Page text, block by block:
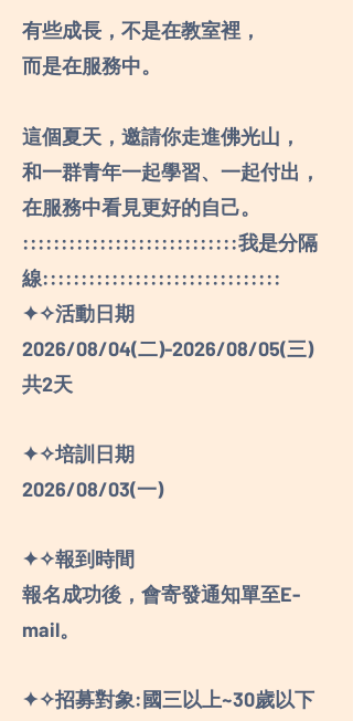
有些成長，不是在教室裡，
而是在服務中。
這個夏天，邀請你走進佛光山，
和一群青年一起學習、一起付出，
在服務中看見更好的自己。
::::::::::::::::::::::::::::我是分隔
線:::::::::::::::::::::::::::::::
✦✧活動日期
2026/08/04(二)-2026/08/05(三)
共2天
✦✧培訓日期
2026/08/03(一)
✦✧報到時間
報名成功後，會寄發通知單至E-
mail。
✦✧招募對象:國三以上~30歲以下